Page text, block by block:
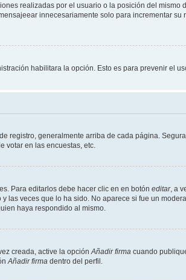
realizadas por el usuario o la posición del
innecesariamente solo para incrementar
habilitara la opción. Esto es para prevenir el
registro, generalmente arriba de cada página.
votar en las encuestas, etc.
Para editarlos debe hacer clic en en botón editar, a
veces que lo ha sido. No aparece si fue un
haya respondido al mismo.
creada, active la opción Añadir firma cuando
Añadir firma dentro del perfil.